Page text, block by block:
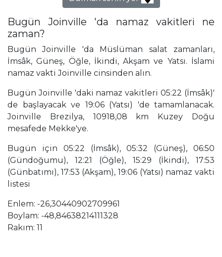
Bugün Joinville 'da namaz vakitleri ne
zaman?
Bugün Joinville 'da Müslüman salat zamanları,
İmsâk, Güneş, Öğle, İkindi, Akşam ve Yatsı. İslami
namaz vakti Joinville cinsinden alın.
Bugün Joinville 'daki namaz vakitleri 05:22 (İmsâk)'
de başlayacak ve 19:06 (Yatsı) 'de tamamlanacak.
Joinville Brezilya, 10918,08 km Kuzey Doğu
mesafede Mekke'ye.
Bugün için 05:22 (İmsâk), 05:32 (Güneş), 06:50
(Gündoğumu), 12:21 (Öğle), 15:29 (İkindi), 17:53
(Günbatımı), 17:53 (Akşam), 19:06 (Yatsı) namaz vakti
listesi
Enlem: -26,30440902709961
Boylam: -48,84638214111328
Rakım: 11